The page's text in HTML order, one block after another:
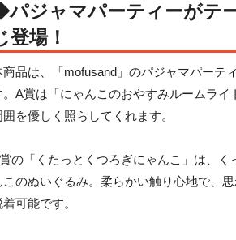
ジャマパーティーがテ
登場！
商品は、「mofusand」のパジャマパーテ
。A賞は「にゃんこのおやすみルームライ
囲を優しく照らしてくれます。
の「くたっとくつろぎにゃんこ」は、
このぬいぐるみ。柔らかい触り心地で、
着可能です。